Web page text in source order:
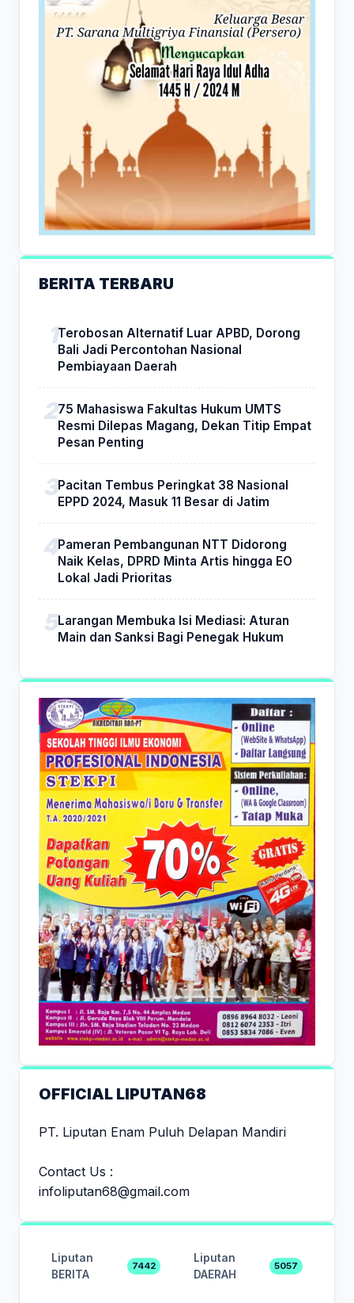
BERITA TERBARU
Terobosan Alternatif Luar APBD, Dorong
Bali Jadi Percontohan Nasional
Pembiayaan Daerah
75 Mahasiswa Fakultas Hukum UMTS
Resmi Dilepas Magang, Dekan Titip Empat
Pesan Penting
Pacitan Tembus Peringkat 38 Nasional
EPPD 2024, Masuk 11 Besar di Jatim
Pameran Pembangunan NTT Didorong
Naik Kelas, DPRD Minta Artis hingga EO
Lokal Jadi Prioritas
Larangan Membuka Isi Mediasi: Aturan
Main dan Sanksi Bagi Penegak Hukum
OFFICIAL LIPUTAN68
PT. Liputan Enam Puluh Delapan Mandiri
Contact Us :
infoliputan68@gmail.com
Liputan
BERITA
7442
Liputan
DAERAH
5057